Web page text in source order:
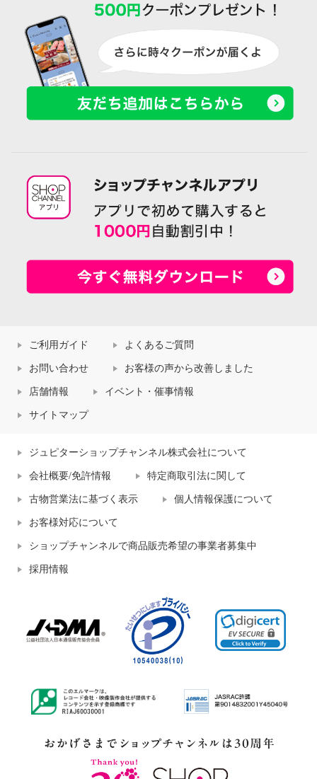
ご利用ガイド よくあるご質問
お問い合わせ お客様の声から改善しました
店舗情報 イベント・催事情報
サイトマップ
ジュピターショップチャンネル株式会社について
会社概要/免許情報 特定商取引法に関して
古物営業法に基づく表示 個人情報保護について
お客様対応について
ショップチャンネルで商品販売希望の事業者募集中
採用情報